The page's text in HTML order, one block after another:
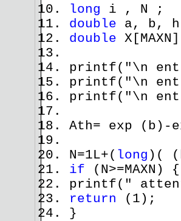
long i , N ;
double a, b,
double
printf("\n
printf("\n
printf("\n
Ath= exp (b)-
N=1L+( long )(
if (N>=MAXN) {
printf("
return (1);
}